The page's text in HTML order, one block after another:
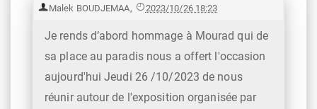
Malek BOUDJEMAA, 2023/10/26 18:23
Je rends d’abord hommage à Mourad qui de
sa place au paradis nous a offert l'occasion
aujourd'hui Jeudi 26 /10/2023 de nous
réunir autour de l'exposition organisée par